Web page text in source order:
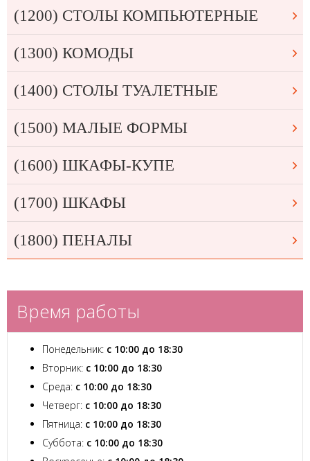
(1200) СТОЛЫ КОМПЬЮТЕРНЫЕ
(1300) КОМОДЫ
(1400) СТОЛЫ ТУАЛЕТНЫЕ
(1500) МАЛЫЕ ФОРМЫ
(1600) ШКАФЫ-КУПЕ
(1700) ШКАФЫ
(1800) ПЕНАЛЫ
Время работы
Понедельник: с 10:00 до 18:30
Вторник: с 10:00 до 18:30
Среда: с 10:00 до 18:30
Четверг: с 10:00 до 18:30
Пятница: с 10:00 до 18:30
Суббота: с 10:00 до 18:30